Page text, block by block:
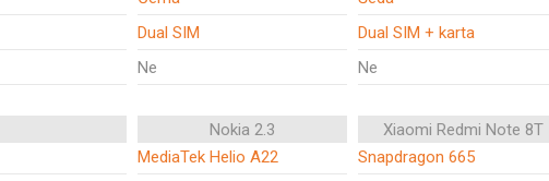
Dual SIM
Dual SIM + karta
Ne Ne
Nokia 2.3
Xiaomi Redmi Note 8T
MediaTek Helio A22
Snapdragon 665